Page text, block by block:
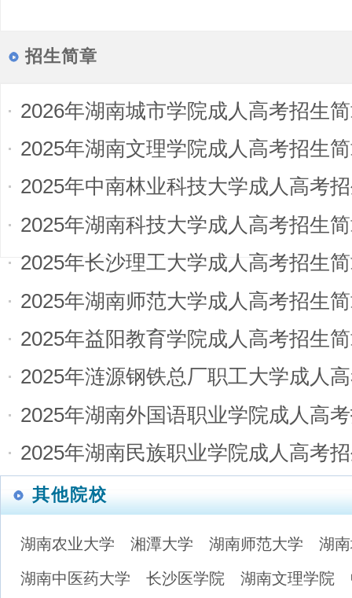
招生简章
2026年湖南城市学院成人高考招生
2025年湖南文理学院成人高考招生
2025年中南林业科技大学成人高考
2025年湖南科技大学成人高考招生
2025年长沙理工大学成人高考招生
2025年湖南师范大学成人高考招生
2025年益阳教育学院成人高考招生
2025年涟源钢铁总厂职工大学成人
2025年湖南外国语职业学院成人高
2025年湖南民族职业学院成人高考
其他院校
湖南农业大学 湘潭大学 湖南师范大学
湖
湖南中医药大学
长沙医学院 湖南文理学院